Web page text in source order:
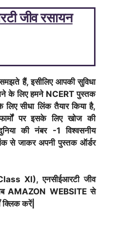
जीव रसायन
हैं, इसीलिए आपकी सुविधा
के लिए हमने NCERT पुस्तक
सीधा लिंक तैयार किया है,
पर इसके लिए खोज की
की नंबर -1 विश्वसनीय
से जाकर अपनी पुस्तक ऑर्डर
XI), एनसीईआरटी जीव
AMAZON WEBSITE से
क्लिक करें|